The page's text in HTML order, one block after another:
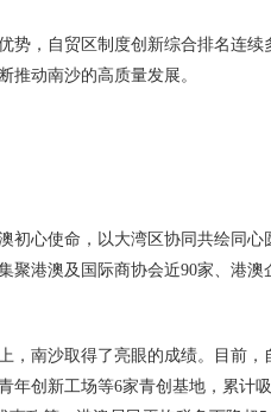
势，自贸区制度创新综合排名连
推动南沙的高质量发展。
初心使命，以大湾区协同共绘同
聚港澳及国际商协会近90家、港
，南沙取得了亮眼的成绩。目前，
年创新工场等6家青创基地，累计